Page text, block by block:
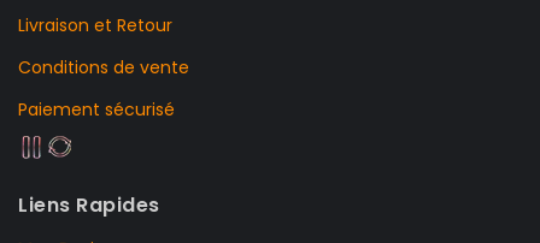
Livraison et Retour
Conditions de vente
Paiement sécurisé
Liens Rapides